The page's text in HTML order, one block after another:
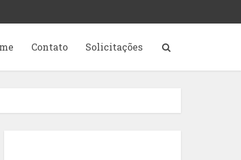
Contato Solicitações